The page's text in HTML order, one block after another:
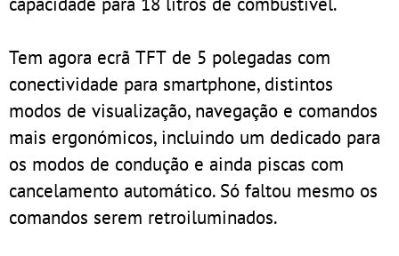
Tem agora ecrã TFT de 5 polegadas com
conectividade para smartphone, distintos
modos de visualização, navegação e comandos
mais ergonómicos, incluindo um dedicado para
os modos de condução e ainda piscas com
cancelamento automático. Só faltou mesmo os
comandos serem retroiluminados.